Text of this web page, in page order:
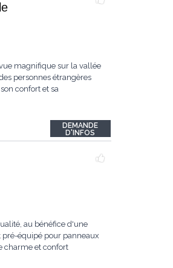
magnifique sur la vallée
personnes étrangères
confort et sa
DEMANDE
D'INFOS
au bénéfice d'une
équipé pour panneaux
charme et confort